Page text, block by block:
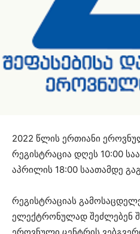
2022 წლის ერთიანი
რეგისტრაცია დღეს 10:00
აპრილის 18:00 საათამდე
რეგისტრაციას
ელექტრონულად შეძლებენ